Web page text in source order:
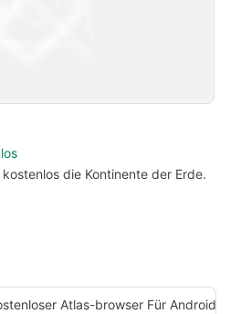
die Kontinente der Erde.
Atlas-browser Für Android